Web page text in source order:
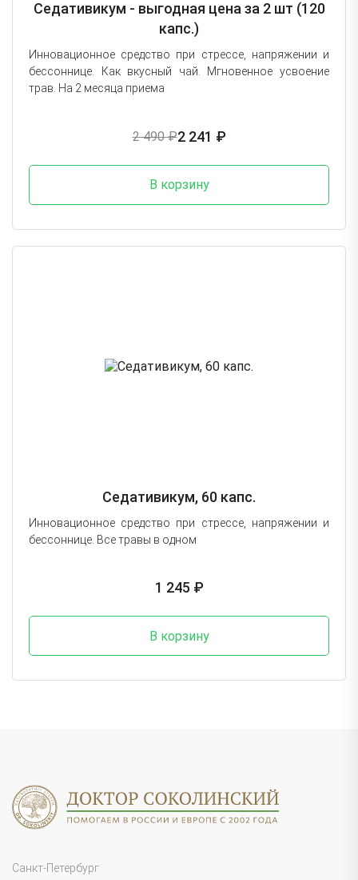
Седативикум - выгодная цена за 2 шт (120
капс.)
Инновационное средство при стрессе, напряжении и
бессоннице. Как вкусный чай. Мгновенное усвоение
трав. На 2 месяца приема
2 490 ₽2 241 ₽
В корзину
Седативикум, 60 капс.
Инновационное средство при стрессе, напряжении и
бессоннице. Все травы в одном
1 245 ₽
В корзину
Санкт-Петербург